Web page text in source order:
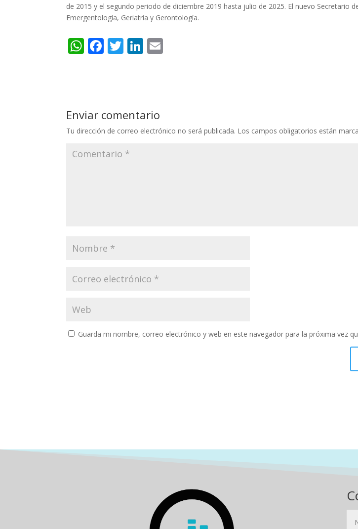
de 2015 y el segundo periodo de diciembre 2019 hasta julio de 2025. El nuevo Secretario
Emergentología, Geriatría y Gerontología.
W
A
p
p
F
o
o
k
T Li
dI
n
Enviar comentario
Tu dirección de correo electrónico no será publicada. Los campos obligatorios están
Guarda mi nombre, correo electrónico y web en este navegador para la próxima vez